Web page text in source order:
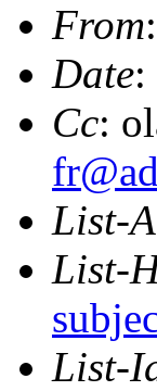
From
Date
Cc:
List-
List-
List-